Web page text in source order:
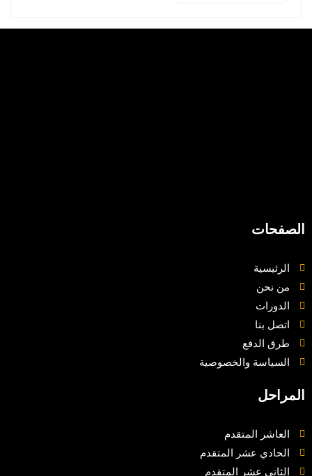
الصفحات
الرئيسية
من نحن
الدورات
اتصل بنا
طرق الدفع
السياسة والخصوصية
المراحل
العاشر المتقدم
الحادي عشر المتقدم
الثاني عشر المتقدم